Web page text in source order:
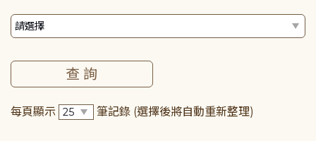
每頁顯示 筆記錄 (選擇後將自動重新整理)